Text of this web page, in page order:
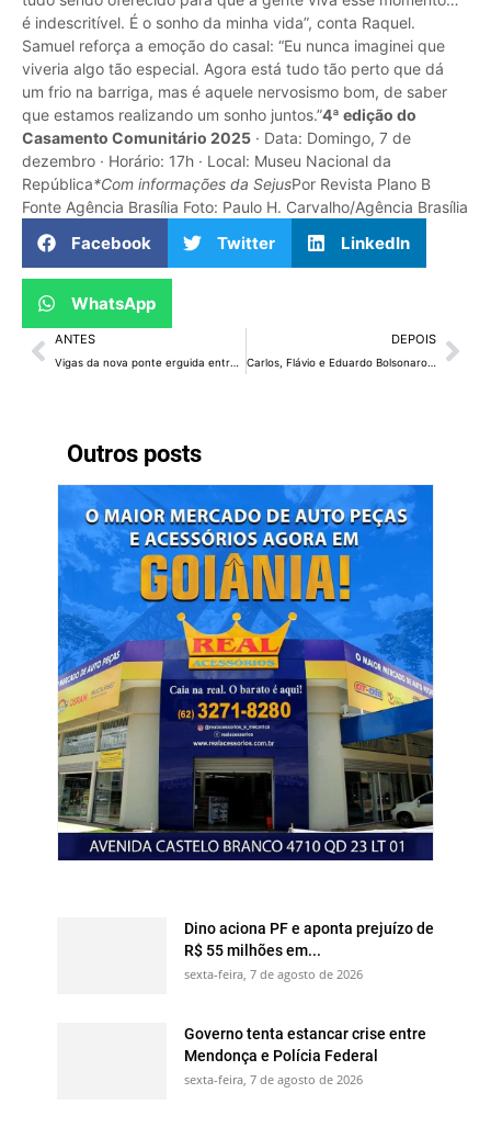
Outros posts
Dino aciona PF e aponta prejuízo de
R$ 55 milhões em...
sexta-feira, 7 de agosto de 2026
Governo tenta estancar crise entre
Mendonça e Polícia Federal
sexta-feira, 7 de agosto de 2026
é indescritível. É o sonho da minha vida”, conta Raquel.
Samuel reforça a emoção do casal: “Eu nunca imaginei que
viveria algo tão especial. Agora está tudo tão perto que dá
um frio na barriga, mas é aquele nervosismo bom, de saber
que estamos realizando um sonho juntos.”4ª edição do
Casamento Comunitário 2025 · Data: Domingo, 7 de
dezembro · Horário: 17h · Local: Museu Nacional da
República*Com informações da SejusPor Revista Plano B
Fonte Agência Brasília Foto: Paulo H. Carvalho/Agência Brasília
Facebook Twitter LinkedIn
WhatsApp
ANTES DEPOIS
Carlos, Flávio e Eduardo Bolsonaro criticam Michelle: “Autoritária”